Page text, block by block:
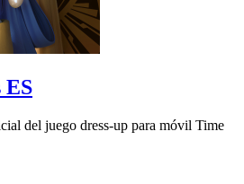
ES
del juego dress-up para móvil Time